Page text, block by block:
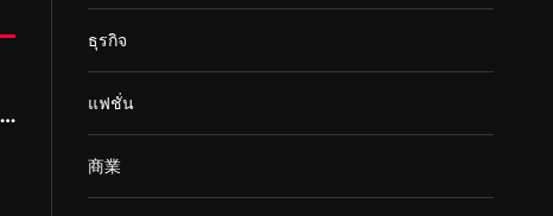
ธุรกิจ
แฟชั่น
商業